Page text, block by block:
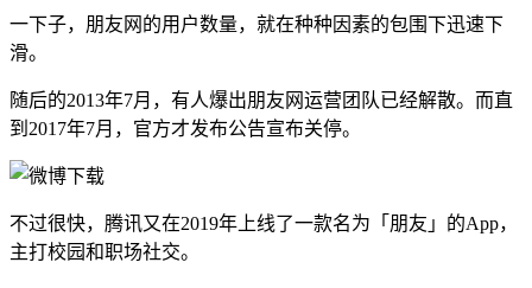
一下子，朋友网的用户数量，就在种种因素的包围下迅速下
滑。
随后的2013年7月，有人爆出朋友网运营团队已经解散。而直
到2017年7月，官方才发布公告宣布关停。
不过很快，腾讯又在2019年上线了一款名为「朋友」的App，
主打校园和职场社交。